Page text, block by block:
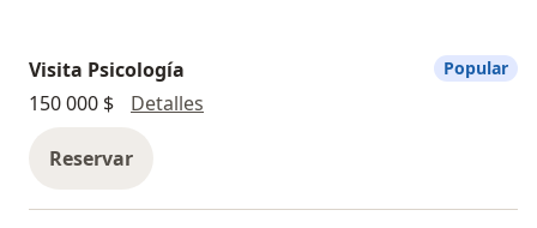
Visita Psicología
150 000 $
Detalles
Reservar
Popular